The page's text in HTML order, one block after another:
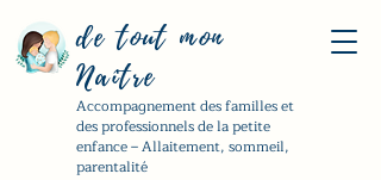
de tout mon
Naître
Accompagnement des familles et
des professionnels de la petite
enfance – Allaitement, sommeil,
parentalité